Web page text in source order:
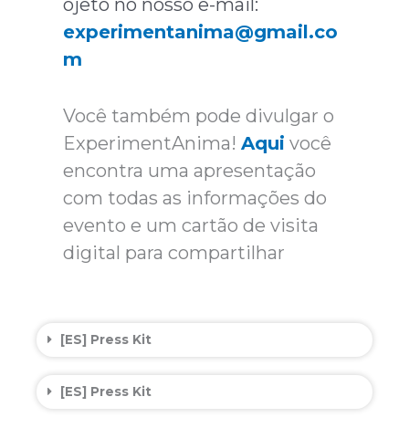
ojeto no nosso e-mail:
experimentanima@gmail.co
m
Você também pode divulgar o
ExperimentAnima! Aqui você
encontra uma apresentação
com todas as informações do
evento e um cartão de visita
digital para compartilhar
[ES] Press Kit
[ES] Press Kit